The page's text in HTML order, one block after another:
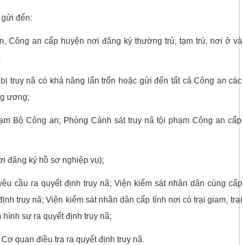
đến:
Công an cấp huyện nơi đăng ký thường trú, tạm trú, nơi ở và
truy nã có khả năng lẩn trốn hoặc gửi đến tất cả Công an các
ương;
Bộ Công an; Phòng Cảnh sát truy nã tội phạm Công an cấp
đăng ký hồ sơ nghiệp vụ);
cầu ra quyết định truy nã; Viện kiểm sát nhân dân cùng cấp
truy nã; Viện kiểm sát nhân dân cấp tỉnh nơi có trại giam, trại
sự ra quyết định truy nã;
quan điều tra ra quyết định truy nã.